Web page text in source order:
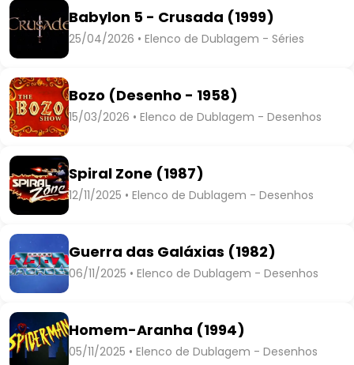
Babylon 5 - Crusada (1999)
25/04/2026 • Elenco de Dublagem - Séries
Bozo (Desenho - 1958)
15/03/2026 • Elenco de Dublagem - Desenhos
Spiral Zone (1987)
12/11/2025 • Elenco de Dublagem - Desenhos
Guerra das Galáxias (1982)
06/11/2025 • Elenco de Dublagem - Desenhos
Homem-Aranha (1994)
05/11/2025 • Elenco de Dublagem - Desenhos